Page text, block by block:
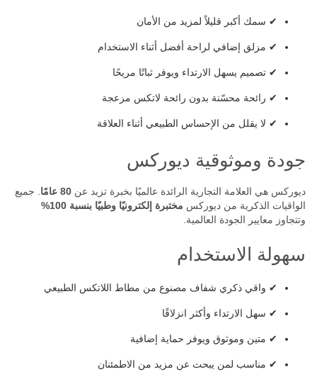
✔ سمك أكبر قليلاً لمزيد من الأمان
✔ مزلق إضافي لراحة أفضل أثناء الاستخدام
✔ تصميم يسهل الارتداء ويوفر ثباتًا مريحًا
✔ رائحة محسّنة بدون رائحة لاتكس مزعجة
✔ لا يقلل من الإحساس الطبيعي أثناء العلاقة
جودة وموثوقية ديوركس
ديوركس هي العلامة التجارية الرائدة عالميًا بخبرة تزيد عن 80 عامًا
. جميع
الواقيات الذكرية من ديوركس مختبرة إلكترونيًا وطبيًا بنسبة 100%
وتتجاوز معايير الجودة العالمية.
سهولة الاستخدام
✔ واقي ذكري شفاف مصنوع من مطاط اللاتكس الطبيعي
✔ سهل الارتداء وأكثر انزلاقًا
✔ متين وموثوق ويوفر حماية إضافية
✔ مناسب لمن يبحث عن مزيد من الاطمئنان